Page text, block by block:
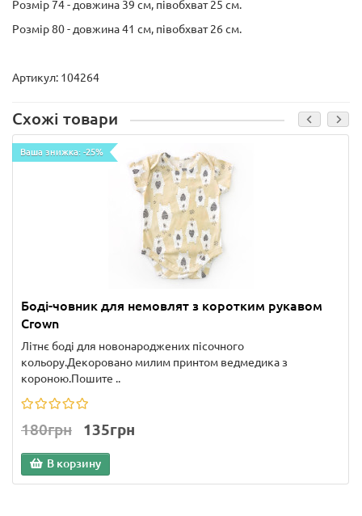
Розмір 74 - довжина 39 см, півобхват 25 см.
Розмір 80 - довжина 41 см, півобхват 26 см.
Артикул: 104264
Схожі товари
Ваша знижка: -25%
Боді-човник для немовлят з коротким рукавом
Crown
Літнє боді для новонароджених пісочного
кольору.Декоровано милим принтом ведмедика з
короною.Пошите ..
180грн 135грн
В корзину